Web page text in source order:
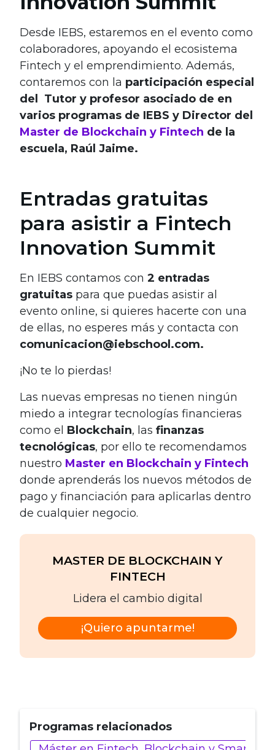
Desde IEBS, estaremos en el evento como
colaboradores, apoyando el ecosistema
Fintech y el emprendimiento. Además,
contaremos con la participación especial
del Tutor y profesor asociado de en
varios programas de IEBS y Director del
Master de Blockchain y Fintech de la
escuela, Raúl Jaime.
Entradas gratuitas
para asistir a Fintech
Innovation Summit
En IEBS contamos con 2 entradas
gratuitas para que puedas asistir al
evento online, si quieres hacerte con una
de ellas, no esperes más y contacta con
comunicacion@iebschool.com.
¡No te lo pierdas!
Las nuevas empresas no tienen ningún
miedo a integrar tecnologías financieras
como el Blockchain, las finanzas
tecnológicas, por ello te recomendamos
nuestro Master en Blockchain y Fintech
donde aprenderás los nuevos métodos de
pago y financiación para aplicarlas dentro
de cualquier negocio.
MASTER DE BLOCKCHAIN Y
FINTECH
Lidera el cambio digital
¡Quiero apuntarme!
Programas relacionados